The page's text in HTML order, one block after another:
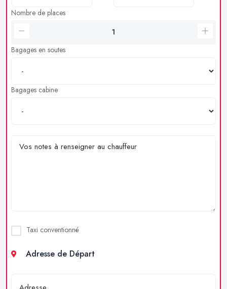
Nombre de places
Bagages en soutes
Bagages cabine
Taxi conventionné
Adresse de Départ